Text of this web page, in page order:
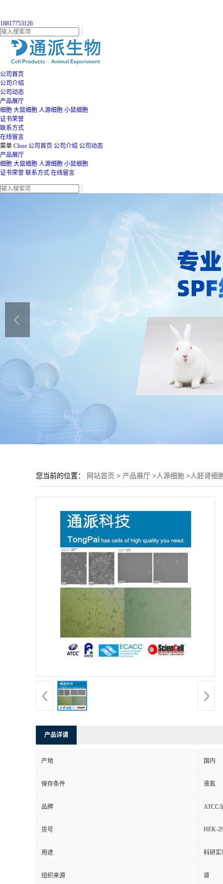
18817753126
公司首页
公司介绍
公司动态
产品展厅
细胞 大鼠细胞 人源细胞 小鼠细胞
证书荣誉
联系方式
在线留言
菜单 Close 公司首页 公司介绍 公司动态
产品展厅
细胞 大鼠细胞 人源细胞 小鼠细胞
证书荣誉 联系方式 在线留言
您当前的位置： 网站首页 > 产品展厅 >人源细胞 >人胚肾细
产品详请
产地 国内
保存条件 液氮
品牌 ATCC/
货号 HEK-
用途 科研实
组织来源 肾